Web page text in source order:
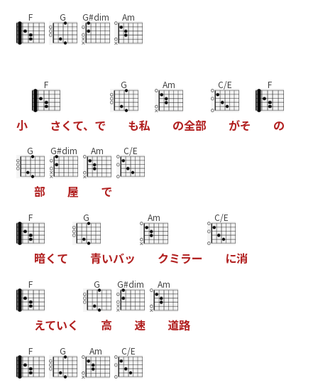
F G G#dim Am
小
F
さく て、 で
G
も私
Am
の全部
C/E
がそ
F
の
G
部
G#dim
屋
Am
で
C/E
F
暗く て
G
青いバッ
Am
クミラー
C/E
に消
F
えていく
G
高
G#dim
速
Am
道路
F G Am C/E